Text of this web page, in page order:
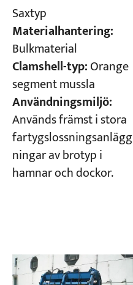
Saxtyp
Materialhantering:
Bulkmaterial
Clamshell-typ:Orange
segment mussla
Användningsmiljö:
Används främst i stora
fartygslossningsanlägg
ningar av brotyp i
hamnar och dockor.